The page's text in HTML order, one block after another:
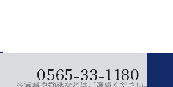
0565-33-1180